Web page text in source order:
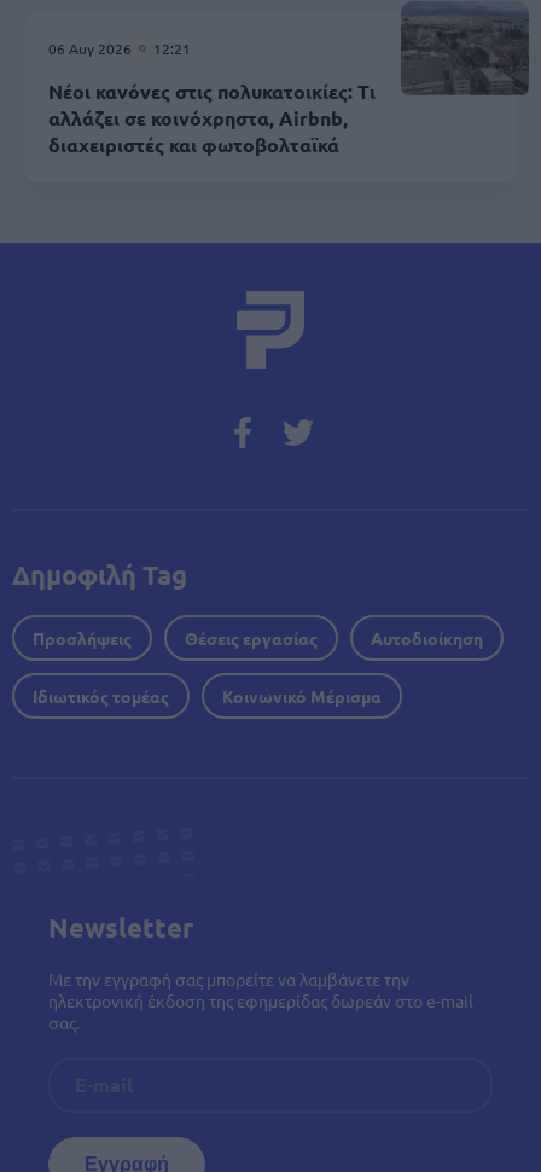
06 Αυγ 2026 12:21
Νέοι κανόνες στις πολυκατοικίες: Τι
αλλάζει σε κοινόχρηστα, Airbnb,
διαχειριστές και φωτοβολταϊκά
Δημοφιλή Tag
Προσλήψεις Θέσεις εργασίας Αυτοδιοίκηση
Ιδιωτικός τομέας Κοινωνικό Μέρισμα
Newsletter
Με την εγγραφή σας μπορείτε να λαμβάνετε την
ηλεκτρονική έκδοση της εφημερίδας δωρεάν στο e-mail
σας.